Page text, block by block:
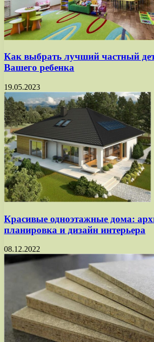
Как выбрать лучший частный
Вашего ребенка
19.05.2023
Красивые одноэтажные дома:
планировка и дизайн интерьера
08.12.2022